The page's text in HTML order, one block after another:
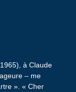
à Claude
– me
». « Cher